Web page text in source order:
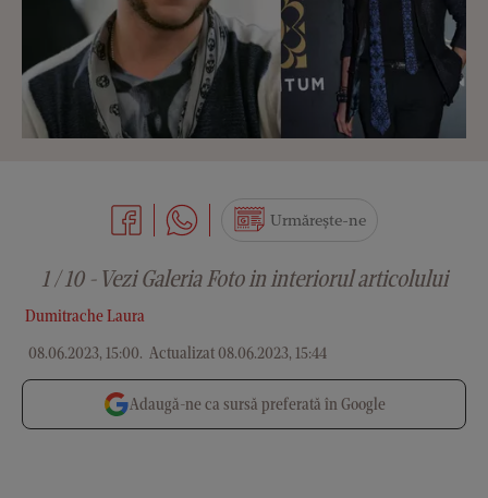
Dumitrache Laura
08.06.2023, 15:00. Actualizat 08.06.2023, 15:44
Urmărește-ne
1 / 10 - Vezi Galeria Foto in interiorul articolului
Adaugă-ne ca sursă preferată în Google